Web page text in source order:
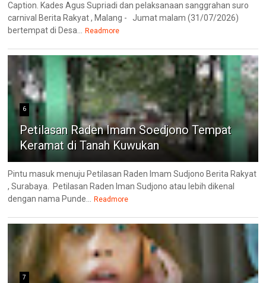
Caption. Kades Agus Supriadi dan pelaksanaan sanggrahan suro
carnival Berita Rakyat , Malang - Jumat malam (31/07/2026)
bertempat di Desa... Readmore
6
Petilasan Raden Imam Soedjono Tempat
Keramat di Tanah Kuwukan
Pintu masuk menuju Petilasan Raden Imam Sudjono Berita Rakyat
, Surabaya. Petilasan Raden Iman Sudjono atau lebih dikenal
dengan nama Punde... Readmore
7